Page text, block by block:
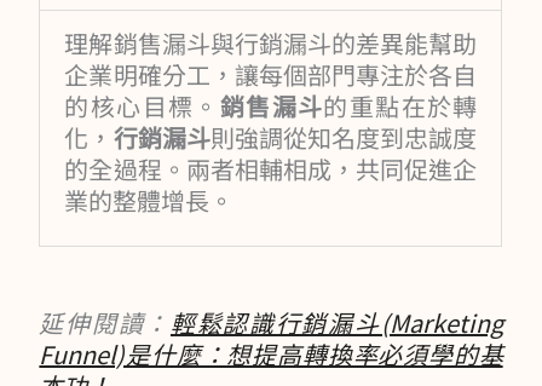
理解銷售漏斗與行銷漏斗的差異能幫助
企業明確分工，讓每個部門專注於各自
的核心目標。 銷售漏斗的重點在於轉
化， 行銷漏斗則強調從知名度到忠誠度
的全過程。兩者相輔相成，共同促進企
業的整體增長。
延伸閱讀： 輕鬆認識行銷漏斗(Marketing
Funnel)是什麼：想提高轉換率必須學的基